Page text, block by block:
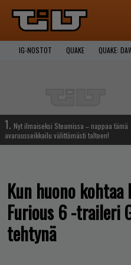
IG-NOSTOT QUAKE QUAKE:
1. Nyt ilmaiseksi Steamissa – nappaa tämä
avaruusseikkailu välittömästi talteen!
Kun huono kohtaa
Furious 6 -traileri
tehtynä